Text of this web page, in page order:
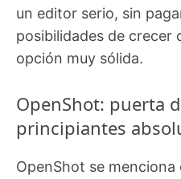
un editor serio, sin
posibilidades de crecer
opción muy sólida.
OpenShot: puerta
principiantes
OpenShot se